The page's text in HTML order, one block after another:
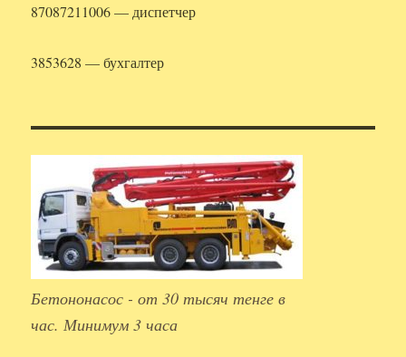
87087211006 — диспетчер
3853628 — бухгалтер
Бетононасос - от 30 тысяч тенге в
час. Минимум 3 часа